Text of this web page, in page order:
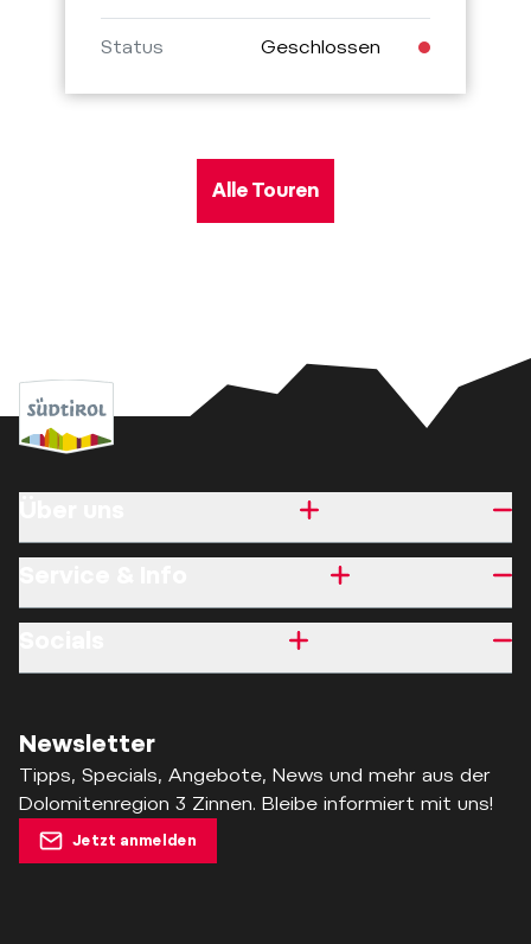
Status Geschlossen
Alle Touren
Newsletter
Tipps, Specials, Angebote, News und mehr aus der
Dolomitenregion 3 Zinnen. Bleibe informiert mit uns!
Jetzt anmelden